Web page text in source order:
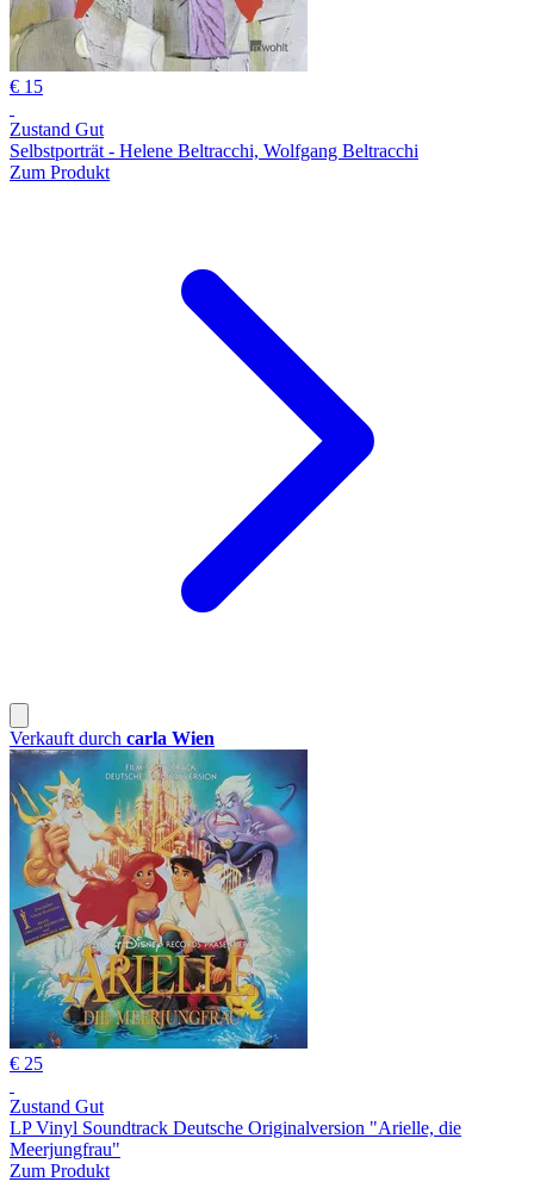
€ 15
Zustand Gut
Selbstporträt - Helene Beltracchi, Wolfgang Beltracchi
Zum Produkt
Verkauft durch carla Wien
€ 25
Zustand Gut
LP Vinyl Soundtrack Deutsche Originalversion "Arielle, die
Meerjungfrau"
Zum Produkt